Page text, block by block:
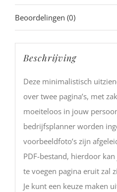
Beoordelingen (0)
Beschrijving
Deze minimalistisch
over twee pagina’s, met
moeiteloos in jouw
bedrijfsplanner worden
voorbeeldfoto’s zijn
PDF-bestand, hierdoor
te voegen pagina eruit zal
Je kunt een keuze maken